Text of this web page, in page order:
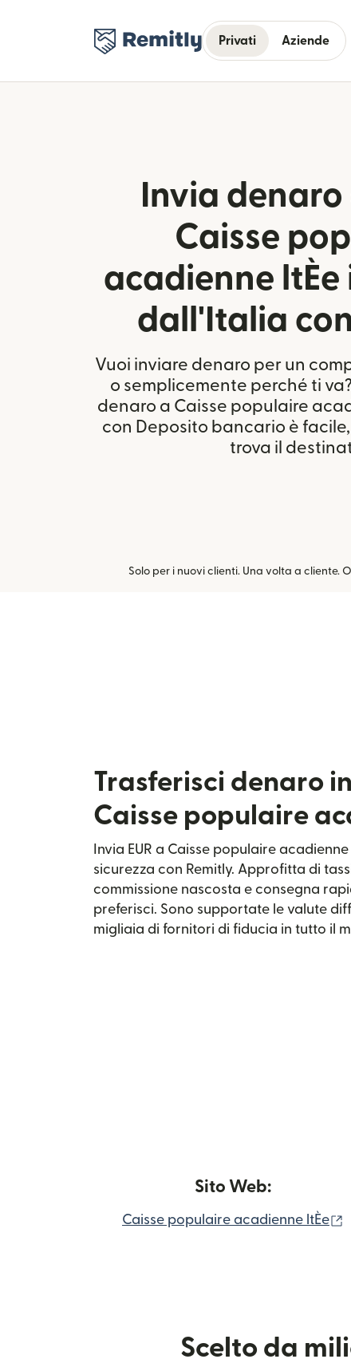
Privati Aziende
Invia
Caisse
acadienne ltÈe
dall'Italia
Vuoi inviare denaro per un
o semplicemente perché ti
denaro a Caisse populaire
con Deposito bancario è
trova il
Solo per i nuovi clienti. Una volta a
Trasferisci denaro
Caisse populaire
Invia EUR a Caisse populaire
sicurezza con Remitly. Approfitta di
commissione nascosta e consegna
preferisci. Sono supportate le valute
migliaia di fornitori di fiducia in tutto il
Sito Web:
Caisse populaire acadienne ltÈe
Scelto da